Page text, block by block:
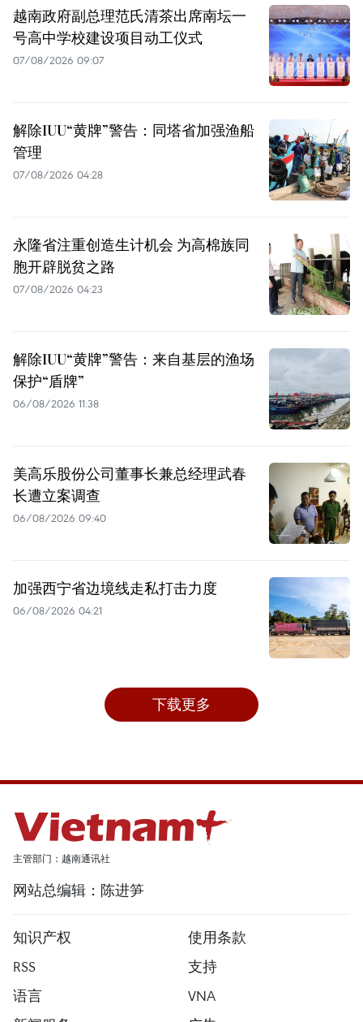
越南政府副总理范氏清茶出席南坛一
号高中学校建设项目动工仪式
07/08/2026 09:07
解除IUU“黄牌”警告：同塔省加强渔船
管理
07/08/2026 04:28
永隆省注重创造生计机会 为高棉族同
胞开辟脱贫之路
07/08/2026 04:23
解除IUU“黄牌”警告：来自基层的渔场
保护“盾牌”
06/08/2026 11:38
美高乐股份公司董事长兼总经理武春
长遭立案调查
06/08/2026 09:40
加强西宁省边境线走私打击力度
06/08/2026 04:21
下载更多
主管部门：越南通讯社
网站总编辑：陈进笋
知识产权
使用条款
RSS
支持
语言
VNA